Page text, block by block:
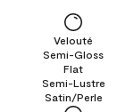
Satin/Perle
Semi-Lustre
Flat
Semi-Gloss
Velouté